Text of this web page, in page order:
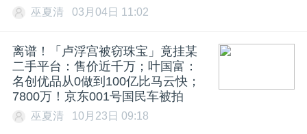
巫夏清 03月04日 11:02
离谱！「卢浮宫被窃珠宝」竟挂某
二手平台：售价近千万；叶国富：
名创优品从0做到100亿比马云快；
7800万！京东001号国民车被拍
巫夏清 10月23日 09:18